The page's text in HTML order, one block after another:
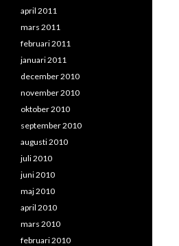
april 2011
mars 2011
februari 2011
januari 2011
december 2010
november 2010
oktober 2010
september 2010
augusti 2010
juli 2010
juni 2010
maj 2010
april 2010
mars 2010
februari 2010